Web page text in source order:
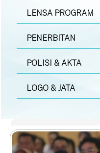
LENSA PROGRAM
PENERBITAN
POLISI & AKTA
LOGO & JATA